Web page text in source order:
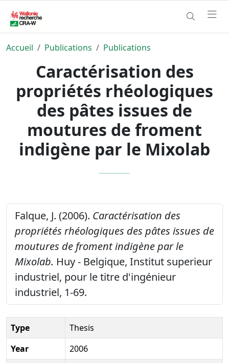
Accueil Publications Publications
Caractérisation des
propriétés rhéologiques
des pâtes issues de
moutures de froment
indigène par le Mixolab
Falque, J. (2006). Caractérisation des
propriétés rhéologiques des pâtes issues de
moutures de froment indigène par le
Mixolab. Huy - Belgique, Institut superieur
industriel, pour le titre d'ingénieur
industriel, 1-69.
Type
Thesis
Year
2006